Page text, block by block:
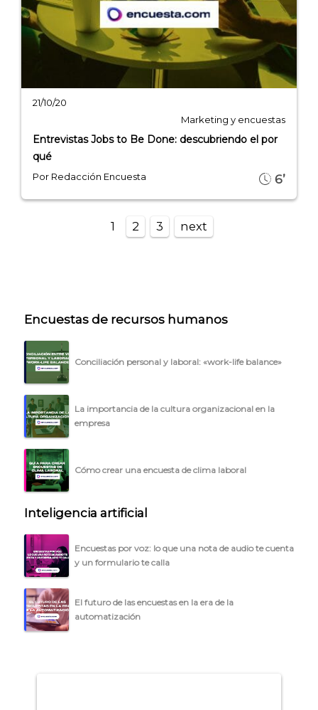
21/10/20
Marketing y encuestas
Entrevistas Jobs to Be Done: descubriendo el por
qué
Por Redacción Encuesta 6’
1 2 3 next
Encuestas de recursos humanos
Conciliación personal y laboral: «work-life balance»
La importancia de la cultura organizacional en la
empresa
Cómo crear una encuesta de clima laboral
Inteligencia artificial
Encuestas por voz: lo que una nota de audio te cuenta
y un formulario te calla
El futuro de las encuestas en la era de la
automatización